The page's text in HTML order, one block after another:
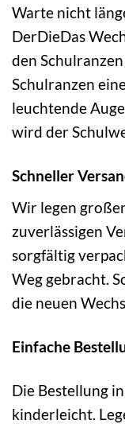
Warte nicht
DerDieDas
den
Schulranzen
leuchtende
wird der
Schneller
Wir legen
zuverlässigen
sorgfältig
Weg gebracht.
die neuen
Einfache
Die Bestellung
kinderleicht.